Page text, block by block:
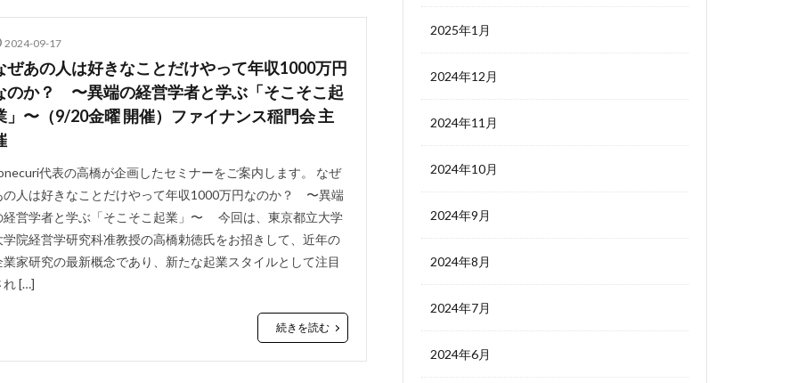
2024-09-17
ぜあの人は好きなことだけやって年収1000万円
のか？ 〜異端の経営学者と学ぶ「そこそこ起
」〜（9/20金曜 開催）ファイナンス稲門会 主
代表の高橋が企画したセミナーをご案内します。 なぜ
の人は好きなことだけやって年収1000万円なのか？ 〜異端
経営学者と学ぶ「そこそこ起業」〜 今回は、東京都立大学
学院経営学研究科准教授の高橋勅徳氏をお招きして、近年の
業家研究の最新概念であり、新たな起業スタイルとして注目
れ […]
続きを読む
2025年1月
2024年12月
2024年11月
2024年10月
2024年9月
2024年8月
2024年7月
2024年6月